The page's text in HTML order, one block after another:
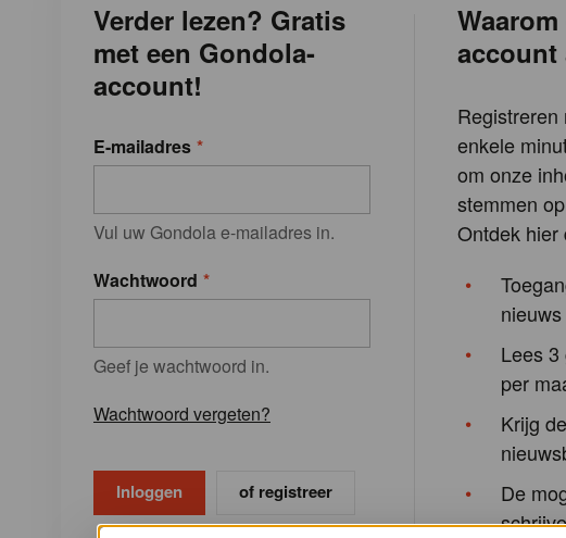
Verder lezen? Gratis
met een Gondola-
account!
E-mailadres
Vul uw Gondola e-mailadres in.
Wachtwoord
Geef je wachtwoord in.
Wachtwoord vergeten?
of registreer
account
Registreren
enkele
om onze
stemmen
Ontdek hier
nieuws
Lees
per
Krijg
De